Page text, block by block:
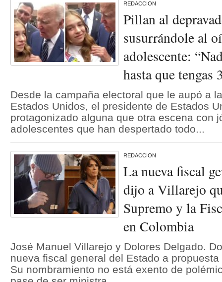
REDACCION
Pillan al
susurrándole al
adolescente:
hasta que tengas
Desde la campaña electoral que le aupó a
Estados Unidos, el presidente de Estados
protagonizado alguna que otra escena con
adolescentes que han despertado todo...
REDACCION
La nueva fiscal
dijo a Villarejo
Supremo y la
en Colombia
José Manuel Villarejo y Dolores Delgado.
nueva fiscal general del Estado a
Su nombramiento no está exento de